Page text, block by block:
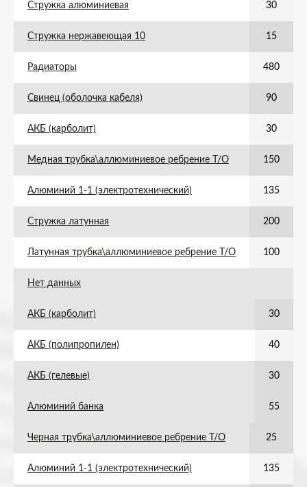
Стружка алюминиевая 30
Стружка нержавеющая 10 15
Радиаторы 480
Свинец (оболочка кабеля) 90
АКБ (карболит) 30
Медная трубка\аллюминиевое ребрение Т/О 150
Алюминий 1-1 (электротехнический) 135
Стружка латунная 200
Латунная трубка\аллюминиевое ребрение Т/О 100
Нет данных
АКБ (карболит) 30
АКБ (полипропилен) 40
АКБ (гелевые) 30
Алюминий банка 55
Черная трубка\аллюминиевое ребрение Т/О 25
Алюминий 1-1 (электротехнический) 135